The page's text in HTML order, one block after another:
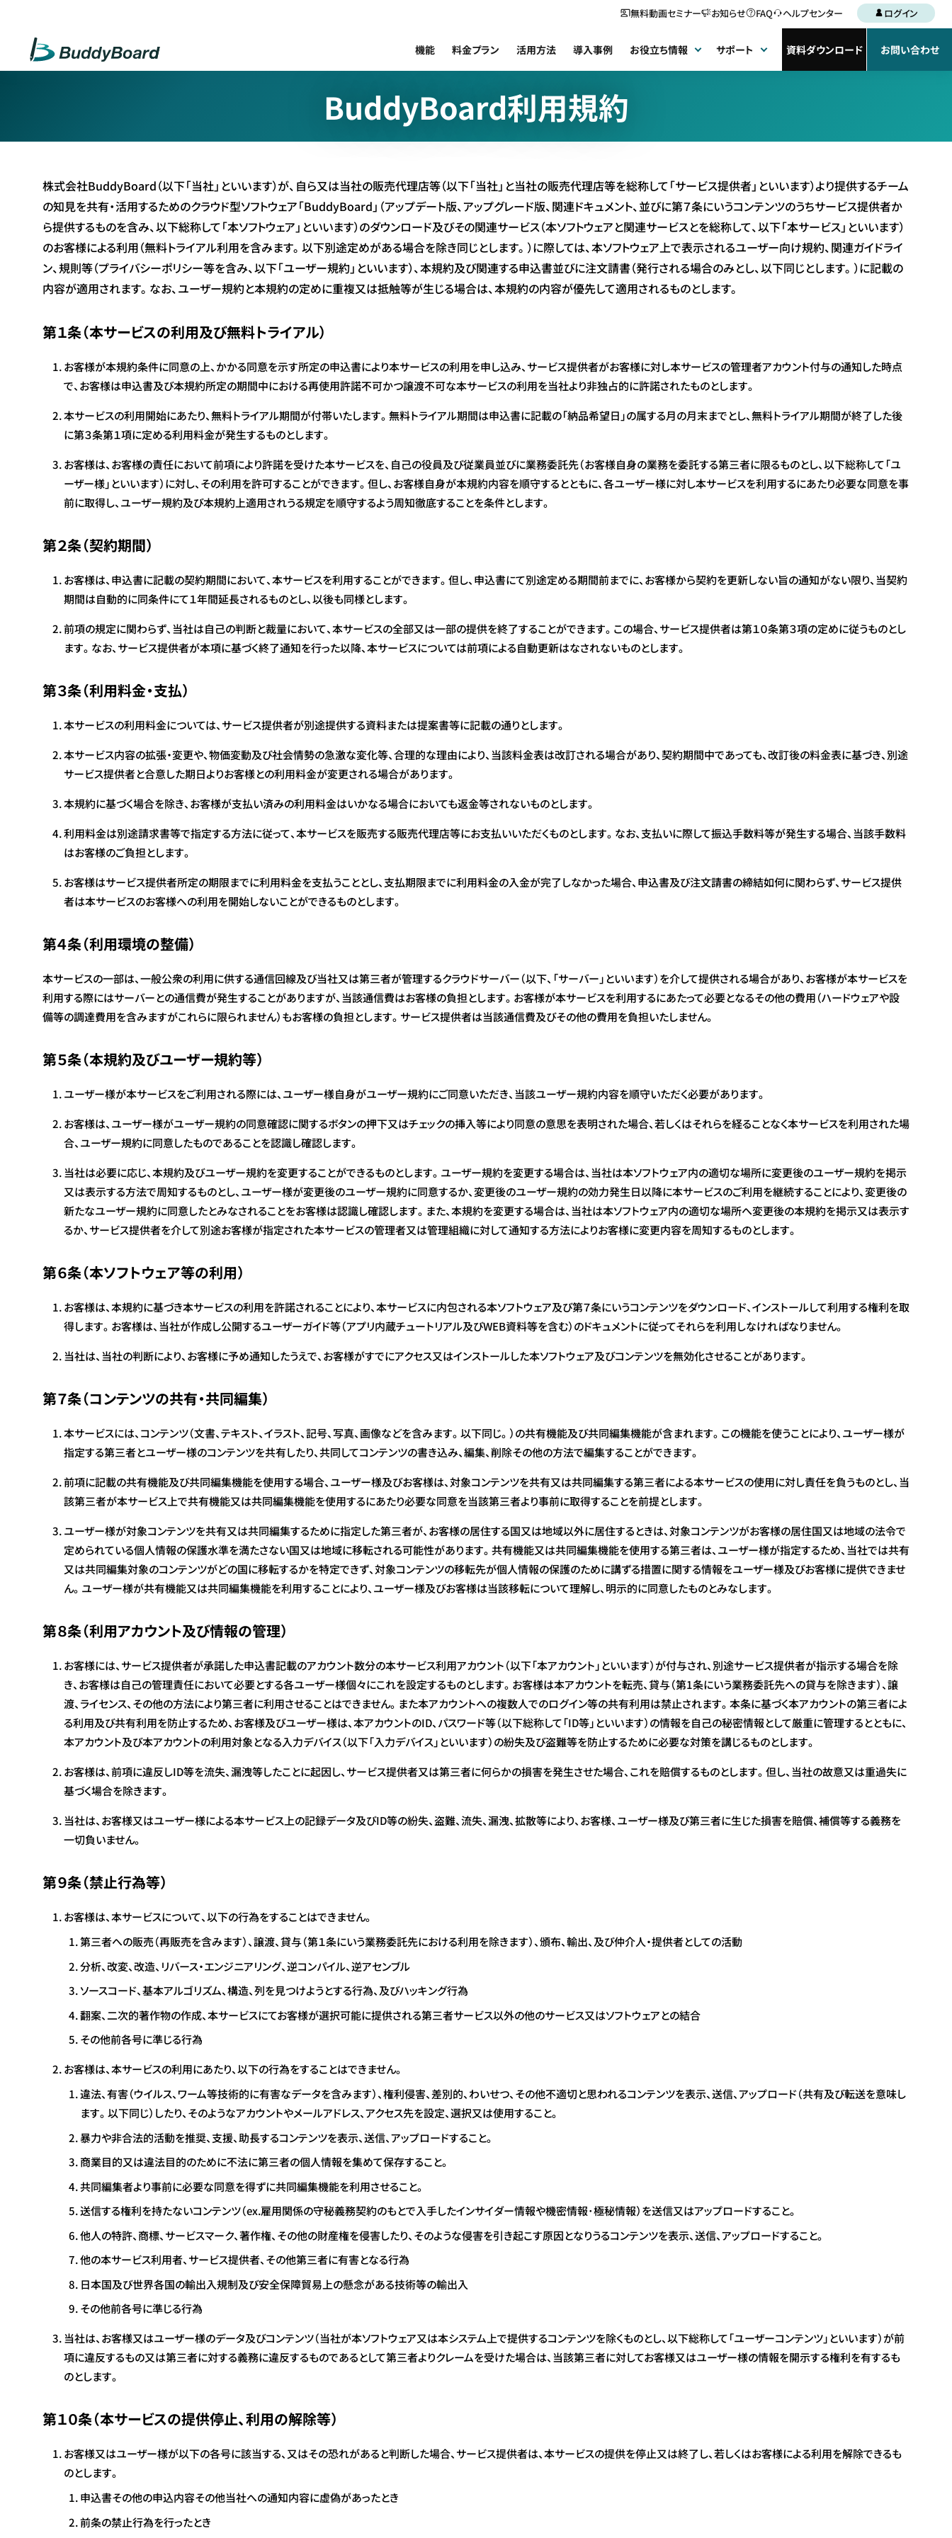
無料動画セミナー お知らせ FAQ ヘルプセンター ログイン
機能 料金プラン 活用方法 導入事例 お役立ち情報 サポート 資料ダウンロード お問い合わせ
BuddyBoard利用規約
株式会社BuddyBoard（以下「当社」といいます）が、自ら又は当社の販売代理店等（以下「当社」と当社の販売代理店等を総称して「サービス提供者」といいます）より提供するチーム
の知見を共有・活用するためのクラウド型ソフトウェア「BuddyBoard」（アップデート版、アップグレード版、関連ドキュメント、並びに第７条にいうコンテンツのうちサービス提供者か
ら提供するものを含み、以下総称して「本ソフトウェア」といいます）のダウンロード及びその関連サービス（本ソフトウェアと関連サービスとを総称して、以下「本サービス」といいます）
のお客様による利用（無料トライアル利用を含みます。以下別途定めがある場合を除き同じとします。）に際しては、本ソフトウェア上で表示されるユーザー向け規約、関連ガイドライ
ン、規則等（プライバシーポリシー等を含み、以下「ユーザー規約」といいます）、本規約及び関連する申込書並びに注文請書（発行される場合のみとし、以下同じとします。）に記載の
内容が適用されます。なお、ユーザー規約と本規約の定めに重複又は抵触等が生じる場合は、本規約の内容が優先して適用されるものとします。
第１条（本サービスの利用及び無料トライアル）
お客様が本規約条件に同意の上、かかる同意を示す所定の申込書により本サービスの利用を申し込み、サービス提供者がお客様に対し本サービスの管理者アカウント付与の通知した時点
で、お客様は申込書及び本規約所定の期間中における再使用許諾不可かつ譲渡不可な本サービスの利用を当社より非独占的に許諾されたものとします。
本サービスの利用開始にあたり、無料トライアル期間が付帯いたします。無料トライアル期間は申込書に記載の「納品希望日」の属する月の月末までとし、無料トライアル期間が終了した後
に第３条第１項に定める利用料金が発生するものとします。
お客様は、お客様の責任において前項により許諾を受けた本サービスを、自己の役員及び従業員並びに業務委託先（お客様自身の業務を委託する第三者に限るものとし、以下総称して「ユ
ーザー様」といいます）に対し、その利用を許可することができます。但し、お客様自身が本規約内容を順守するとともに、各ユーザー様に対し本サービスを利用するにあたり必要な同意を事
前に取得し、ユーザー規約及び本規約上適用されうる規定を順守するよう周知徹底することを条件とします。
第２条（契約期間）
お客様は、申込書に記載の契約期間において、本サービスを利用することができます。但し、申込書にて別途定める期間前までに、お客様から契約を更新しない旨の通知がない限り、当契約
期間は自動的に同条件にて１年間延長されるものとし、以後も同様とします。
前項の規定に関わらず、当社は自己の判断と裁量において、本サービスの全部又は一部の提供を終了することができます。この場合、サービス提供者は第１０条第３項の定めに従うものとし
ます。なお、サービス提供者が本項に基づく終了通知を行った以降、本サービスについては前項による自動更新はなされないものとします。
第３条（利用料金・支払）
本サービスの利用料金については、サービス提供者が別途提供する資料または提案書等に記載の通りとします。
本サービス内容の拡張・変更や、物価変動及び社会情勢の急激な変化等、合理的な理由により、当該料金表は改訂される場合があり、契約期間中であっても、改訂後の料金表に基づき、別途
サービス提供者と合意した期日よりお客様との利用料金が変更される場合があります。
本規約に基づく場合を除き、お客様が支払い済みの利用料金はいかなる場合においても返金等されないものとします。
利用料金は別途請求書等で指定する方法に従って、本サービスを販売する販売代理店等にお支払いいただくものとします。なお、支払いに際して振込手数料等が発生する場合、当該手数料
はお客様のご負担とします。
お客様はサービス提供者所定の期限までに利用料金を支払うこととし、支払期限までに利用料金の入金が完了しなかった場合、申込書及び注文請書の締結如何に関わらず、サービス提供
者は本サービスのお客様への利用を開始しないことができるものとします。
第４条（利用環境の整備）
本サービスの一部は、一般公衆の利用に供する通信回線及び当社又は第三者が管理するクラウドサーバー（以下、「サーバー」といいます）を介して提供される場合があり、お客様が本サービスを
利用する際にはサーバーとの通信費が発生することがありますが、当該通信費はお客様の負担とします。お客様が本サービスを利用するにあたって必要となるその他の費用（ハードウェアや設
備等の調達費用を含みますがこれらに限られません）もお客様の負担とします。サービス提供者は当該通信費及びその他の費用を負担いたしません。
第５条（本規約及びユーザー規約等）
ユーザー様が本サービスをご利用される際には、ユーザー様自身がユーザー規約にご同意いただき、当該ユーザー規約内容を順守いただく必要があります。
お客様は、ユーザー様がユーザー規約の同意確認に関するボタンの押下又はチェックの挿入等により同意の意思を表明された場合、若しくはそれらを経ることなく本サービスを利用された場
合、ユーザー規約に同意したものであることを認識し確認します。
当社は必要に応じ、本規約及びユーザー規約を変更することができるものとします。ユーザー規約を変更する場合は、当社は本ソフトウェア内の適切な場所に変更後のユーザー規約を掲示
又は表示する方法で周知するものとし、ユーザー様が変更後のユーザー規約に同意するか、変更後のユーザー規約の効力発生日以降に本サービスのご利用を継続することにより、変更後の
新たなユーザー規約に同意したとみなされることをお客様は認識し確認します。また、本規約を変更する場合は、当社は本ソフトウェア内の適切な場所へ変更後の本規約を掲示又は表示す
るか、サービス提供者を介して別途お客様が指定された本サービスの管理者又は管理組織に対して通知する方法によりお客様に変更内容を周知するものとします。
第６条（本ソフトウェア等の利用）
お客様は、本規約に基づき本サービスの利用を許諾されることにより、本サービスに内包される本ソフトウェア及び第７条にいうコンテンツをダウンロード、インストールして利用する権利を取
得します。お客様は、当社が作成し公開するユーザーガイド等（アプリ内蔵チュートリアル及びWEB資料等を含む）のドキュメントに従ってそれらを利用しなければなりません。
当社は、当社の判断により、お客様に予め通知したうえで、お客様がすでにアクセス又はインストールした本ソフトウェア及びコンテンツを無効化させることがあります。
第７条（コンテンツの共有・共同編集）
本サービスには、コンテンツ（文書、テキスト、イラスト、記号、写真、画像などを含みます。以下同じ。）の共有機能及び共同編集機能が含まれます。この機能を使うことにより、ユーザー様が
指定する第三者とユーザー様のコンテンツを共有したり、共同してコンテンツの書き込み、編集、削除その他の方法で編集することができます。
前項に記載の共有機能及び共同編集機能を使用する場合、ユーザー様及びお客様は、対象コンテンツを共有又は共同編集する第三者による本サービスの使用に対し責任を負うものとし、当
該第三者が本サービス上で共有機能又は共同編集機能を使用するにあたり必要な同意を当該第三者より事前に取得することを前提とします。
ユーザー様が対象コンテンツを共有又は共同編集するために指定した第三者が、お客様の居住する国又は地域以外に居住するときは、対象コンテンツがお客様の居住国又は地域の法令で
定められている個人情報の保護水準を満たさない国又は地域に移転される可能性があります。共有機能又は共同編集機能を使用する第三者は、ユーザー様が指定するため、当社では共有
又は共同編集対象のコンテンツがどの国に移転するかを特定できず、対象コンテンツの移転先が個人情報の保護のために講ずる措置に関する情報をユーザー様及びお客様に提供できませ
ん。ユーザー様が共有機能又は共同編集機能を利用することにより、ユーザー様及びお客様は当該移転について理解し、明示的に同意したものとみなします。
第８条（利用アカウント及び情報の管理）
お客様には、サービス提供者が承諾した申込書記載のアカウント数分の本サービス利用アカウント（以下「本アカウント」といいます）が付与され、別途サービス提供者が指示する場合を除
き、お客様は自己の管理責任において必要とする各ユーザー様個々にこれを設定するものとします。お客様は本アカウントを転売、貸与（第1条にいう業務委託先への貸与を除きます）、譲
渡、ライセンス、その他の方法により第三者に利用させることはできません。また本アカウントへの複数人でのログイン等の共有利用は禁止されます。本条に基づく本アカウントの第三者によ
る利用及び共有利用を防止するため、お客様及びユーザー様は、本アカウントのID、パスワード等（以下総称して「ID等」といいます）の情報を自己の秘密情報として厳重に管理するとともに、
本アカウント及び本アカウントの利用対象となる入力デバイス（以下「入力デバイス」といいます）の紛失及び盗難等を防止するために必要な対策を講じるものとします。
お客様は、前項に違反しID等を流失、漏洩等したことに起因し、サービス提供者又は第三者に何らかの損害を発生させた場合、これを賠償するものとします。但し、当社の故意又は重過失に
基づく場合を除きます。
当社は、お客様又はユーザー様による本サービス上の記録データ及びID等の紛失、盗難、流失、漏洩、拡散等により、お客様、ユーザー様及び第三者に生じた損害を賠償、補償等する義務を
一切負いません。
第９条（禁止行為等）
お客様は、本サービスについて、以下の行為をすることはできません。
第三者への販売（再販売を含みます）、譲渡、貸与（第１条にいう業務委託先における利用を除きます）、頒布、輸出、及び仲介人・提供者としての活動
分析、改変、改造、リバース・エンジニアリング、逆コンパイル、逆アセンブル
ソースコード、基本アルゴリズム、構造、列を見つけようとする行為、及びハッキング行為
翻案、二次的著作物の作成、本サービスにてお客様が選択可能に提供される第三者サービス以外の他のサービス又はソフトウェアとの結合
その他前各号に準じる行為
お客様は、本サービスの利用にあたり、以下の行為をすることはできません。
違法、有害（ウイルス、ワーム等技術的に有害なデータを含みます）、権利侵害、差別的、わいせつ、その他不適切と思われるコンテンツを表示、送信、アップロード（共有及び転送を意味し
ます。以下同じ）したり、そのようなアカウントやメールアドレス、アクセス先を設定、選択又は使用すること。
暴力や非合法的活動を推奨、支援、助長するコンテンツを表示、送信、アップロードすること。
商業目的又は違法目的のために不法に第三者の個人情報を集めて保存すること。
共同編集者より事前に必要な同意を得ずに共同編集機能を利用させること。
送信する権利を持たないコンテンツ（ex.雇用関係の守秘義務契約のもとで入手したインサイダー情報や機密情報･極秘情報）を送信又はアップロードすること。
他人の特許、商標、サービスマーク、著作権、その他の財産権を侵害したり、そのような侵害を引き起こす原因となりうるコンテンツを表示、送信、アップロードすること。
他の本サービス利用者、サービス提供者、その他第三者に有害となる行為
日本国及び世界各国の輸出入規制及び安全保障貿易上の懸念がある技術等の輸出入
その他前各号に準じる行為
当社は、お客様又はユーザー様のデータ及びコンテンツ（当社が本ソフトウェア又は本システム上で提供するコンテンツを除くものとし、以下総称して「ユーザーコンテンツ」といいます）が前
項に違反するもの又は第三者に対する義務に違反するものであるとして第三者よりクレームを受けた場合は、当該第三者に対してお客様又はユーザー様の情報を開示する権利を有するも
のとします。
第１０条（本サービスの提供停止、利用の解除等）
お客様又はユーザー様が以下の各号に該当する、又はその恐れがあると判断した場合、サービス提供者は、本サービスの提供を停止又は終了し、若しくはお客様による利用を解除できるも
のとします。
申込書その他の申込内容その他当社への通知内容に虚偽があったとき
前条の禁止行為を行ったとき